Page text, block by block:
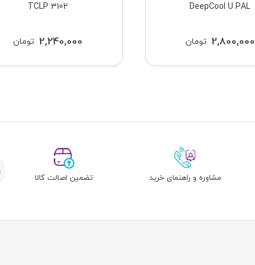
TCLP 3102
تومان 2,240,000
DeepCool U PAL
تومان 2,800,000
مشاوره و راهنمای خرید تضمین اصالت کالا